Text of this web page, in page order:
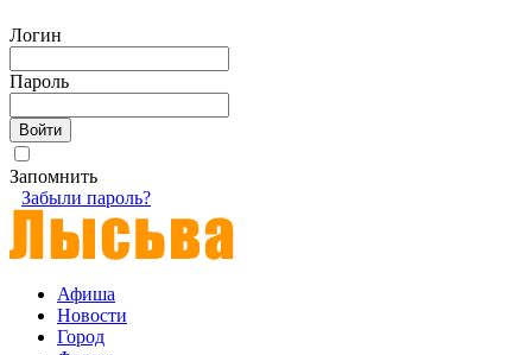
Логин
Пароль
Запомнить
Забыли пароль?
Афиша
Новости
Город